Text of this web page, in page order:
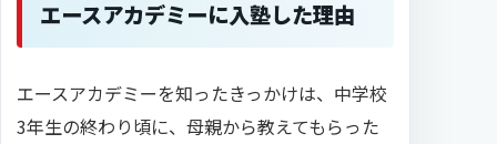
エースアカデミーに入塾した理由
エースアカデミーを知ったきっかけは、中学校
3年生の終わり頃に、母親から教えてもらった